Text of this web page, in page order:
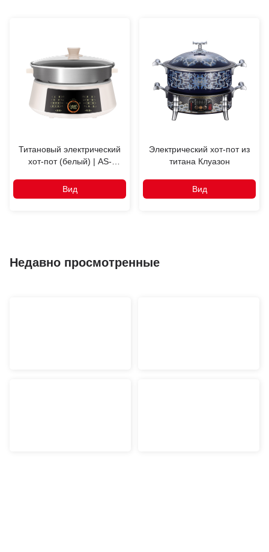
Титановый электрический
хот-пот (белый) | AS-
Вид
Электрический хот-пот из
титана Клуазон
Вид
Недавно просмотренные